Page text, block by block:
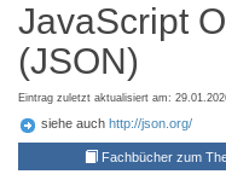
JavaScript
(JSON)
Eintrag zuletzt aktualisiert am:
siehe auch http://json.org/
Fachbücher zum